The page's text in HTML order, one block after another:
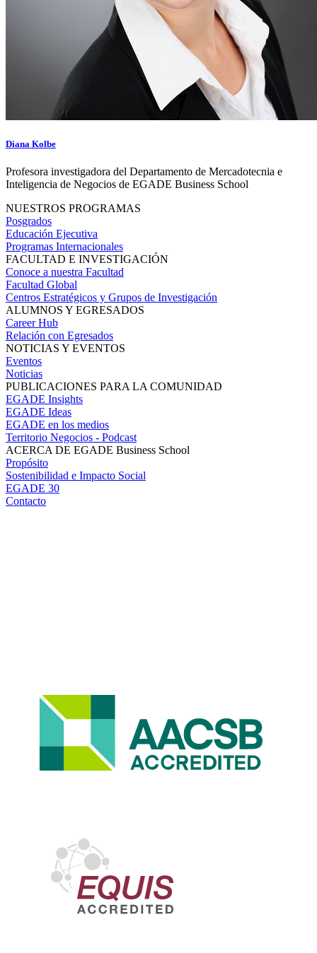
Diana Kolbe
Profesora investigadora del Departamento de Mercadotecnia e
Inteligencia de Negocios de EGADE Business School
NUESTROS PROGRAMAS
Posgrados
Educación Ejecutiva
Programas Internacionales
FACULTAD E INVESTIGACIÓN
Conoce a nuestra Facultad
Facultad Global
Centros Estratégicos y Grupos de Investigación
ALUMNOS Y EGRESADOS
Career Hub
Relación con Egresados
NOTICIAS Y EVENTOS
Eventos
Noticias
PUBLICACIONES PARA LA COMUNIDAD
EGADE Insights
EGADE Ideas
EGADE en los medios
Territorio Negocios - Podcast
ACERCA DE EGADE Business School
Propósito
Sostenibilidad e Impacto Social
EGADE 30
Contacto